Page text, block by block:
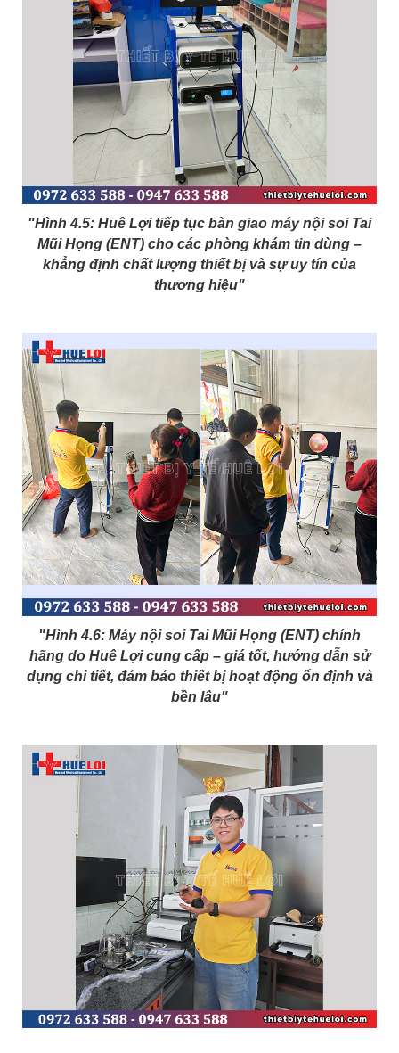
"Hình 4.5: Huê Lợi tiếp tục bàn giao máy nội soi Tai
Mũi Họng (ENT) cho các phòng khám tin dùng –
khẳng định chất lượng thiết bị và sự uy tín của
thương hiệu"
"Hình 4.6: Máy nội soi Tai Mũi Họng (ENT) chính
hãng do Huê Lợi cung cấp – giá tốt, hướng dẫn sử
dụng chi tiết, đảm bảo thiết bị hoạt động ổn định và
bền lâu"